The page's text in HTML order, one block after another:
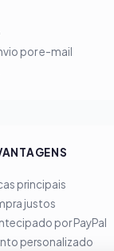
por e-mail
principais
justos
por PayPal
personalizado